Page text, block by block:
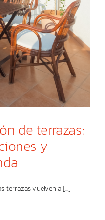
de terrazas:
y
terrazas vuelven a [...]